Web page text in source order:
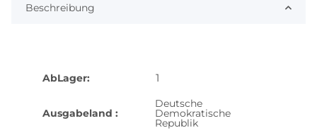
Beschreibung
AbLager: 1
Ausgabeland :
Deutsche
Demokratische
Republik